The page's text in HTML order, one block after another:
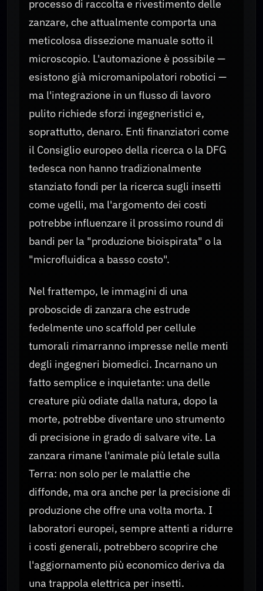
processo di raccolta e rivestimento delle
zanzare, che attualmente comporta una
meticolosa dissezione manuale sotto il
microscopio. L'automazione è possibile —
esistono già micromanipolatori robotici —
ma l'integrazione in un flusso di lavoro
pulito richiede sforzi ingegneristici e,
soprattutto, denaro. Enti finanziatori come
il Consiglio europeo della ricerca o la DFG
tedesca non hanno tradizionalmente
stanziato fondi per la ricerca sugli insetti
come ugelli, ma l'argomento dei costi
potrebbe influenzare il prossimo round di
bandi per la "produzione bioispirata" o la
"microfluidica a basso costo".
Nel frattempo, le immagini di una
proboscide di zanzara che estrude
fedelmente uno scaffold per cellule
tumorali rimarranno impresse nelle menti
degli ingegneri biomedici. Incarnano un
fatto semplice e inquietante: una delle
creature più odiate dalla natura, dopo la
morte, potrebbe diventare uno strumento
di precisione in grado di salvare vite. La
zanzara rimane l'animale più letale sulla
Terra: non solo per le malattie che
diffonde, ma ora anche per la precisione di
produzione che offre una volta morta. I
laboratori europei, sempre attenti a ridurre
i costi generali, potrebbero scoprire che
l'aggiornamento più economico deriva da
una trappola elettrica per insetti.